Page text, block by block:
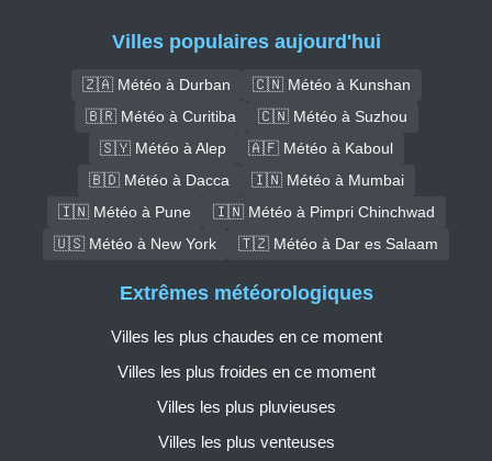
Villes populaires aujourd'hui
🇿🇦 Météo à Durban
🇨🇳 Météo à Kunshan
🇧🇷 Météo à Curitiba
🇨🇳 Météo à Suzhou
🇸🇾 Météo à Alep
🇦🇫 Météo à Kaboul
🇧🇩 Météo à Dacca
🇮🇳 Météo à Mumbai
🇮🇳 Météo à Pune
🇮🇳 Météo à Pimpri Chinchwad
🇺🇸 Météo à New York
🇹🇿 Météo à Dar es Salaam
Extrêmes météorologiques
Villes les plus chaudes en ce moment
Villes les plus froides en ce moment
Villes les plus pluvieuses
Villes les plus venteuses